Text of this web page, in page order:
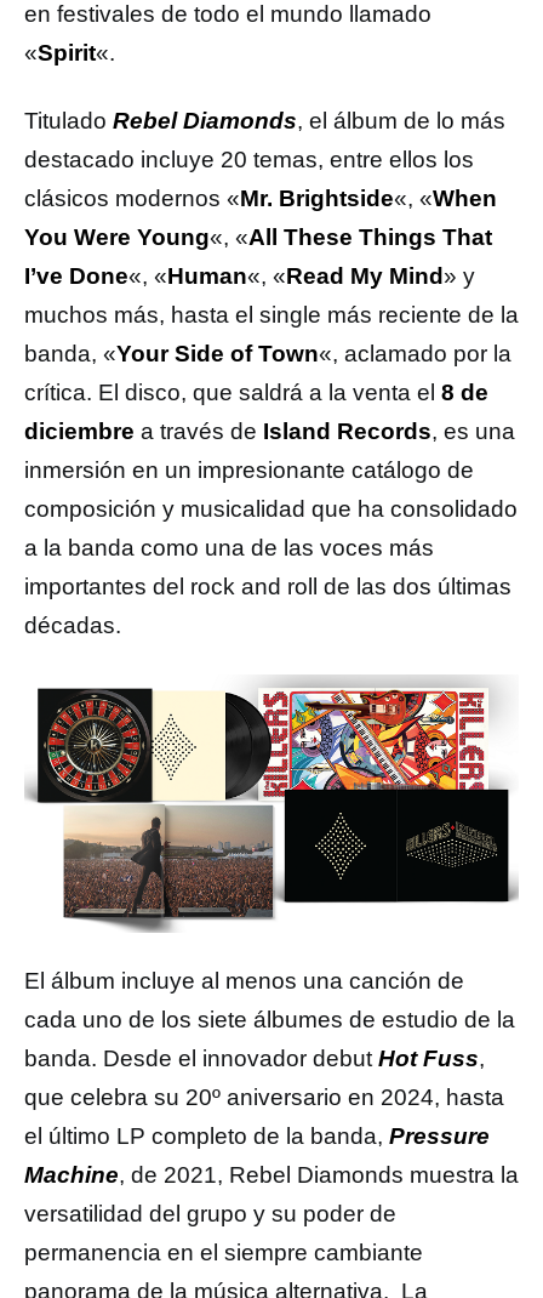
en festivales de todo el mundo llamado
«Spirit«.
Titulado Rebel Diamonds, el álbum de lo más
destacado incluye 20 temas, entre ellos los
clásicos modernos «Mr. Brightside«, «When
You Were Young«, «All These Things That
I’ve Done«, «Human«, «Read My Mind» y
muchos más, hasta el single más reciente de la
banda, «Your Side of Town«, aclamado por la
crítica. El disco, que saldrá a la venta el 8 de
diciembre a través de Island Records, es una
inmersión en un impresionante catálogo de
composición y musicalidad que ha consolidado
a la banda como una de las voces más
importantes del rock and roll de las dos últimas
décadas.
El álbum incluye al menos una canción de
cada uno de los siete álbumes de estudio de la
banda. Desde el innovador debut Hot Fuss,
que celebra su 20º aniversario en 2024, hasta
el último LP completo de la banda, Pressure
Machine, de 2021, Rebel Diamonds muestra la
versatilidad del grupo y su poder de
permanencia en el siempre cambiante
panorama de la música alternativa. La